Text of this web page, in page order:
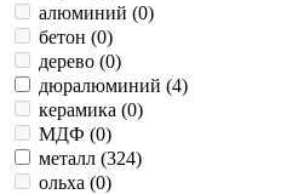
алюминий (0)
бетон (0)
дерево (0)
дюралюминий (4)
керамика (0)
МДФ (0)
металл (324)
ольха (0)